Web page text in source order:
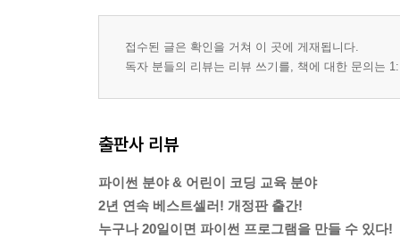
접수된 글은 확인을 거쳐 이 곳에 게재됩니다.
독자 분들의 리뷰는 리뷰 쓰기를, 책에 대한 문의는
출판사 리뷰
파이썬 분야 & 어린이 코딩 교육 분야
2년 연속 베스트셀러! 개정판 출간!
누구나 20일이면 파이썬 프로그램을 만들 수 있다!